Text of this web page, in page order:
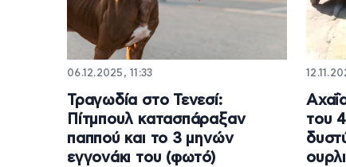
06.12.2025, 11:33
Τραγωδία στο Τενεσί:
Πίτμπουλ κατασπάραξαν
παππού και το 3 μηνών
εγγονάκι του (φωτό)
του